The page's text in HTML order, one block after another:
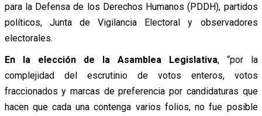
para la Defensa de los Derechos Humanos (PDDH), partidos
políticos, Junta de Vigilancia Electoral y observadores
electorales.
En la elección de la Asamblea Legislativa, “por la
complejidad del escrutinio de votos enteros, votos
fraccionados y marcas de preferencia por candidaturas que
hacen que cada una contenga varios folios, no fue posible